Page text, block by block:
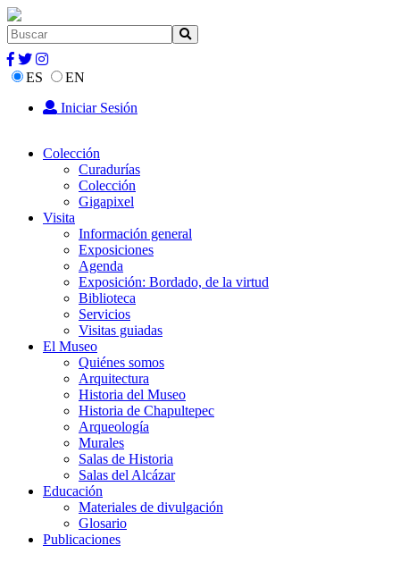
ES
EN
Iniciar Sesión
Colección
Curadurías
Colección
Gigapixel
Visita
Información general
Exposiciones
Agenda
Exposición: Bordado, de la virtud
Biblioteca
Servicios
Visitas guiadas
El Museo
Quiénes somos
Arquitectura
Historia del Museo
Historia de Chapultepec
Arqueología
Murales
Salas de Historia
Salas del Alcázar
Educación
Materiales de divulgación
Glosario
Publicaciones